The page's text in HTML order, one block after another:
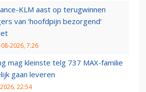
KLM aast op terugwinnen
van ‘hoofdpijn bezorgend’
2026, 7:26
mag kleinste telg 737 MAX-familie
gaan leveren
22:54